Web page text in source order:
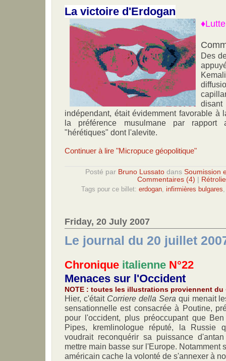
La victoire d'Erdogan
Des
indépendant, était évidemment favorable à
la préférence musulmane par rapport
"hérétiques" dont l'alevite.
Continuer à lire "Micropuce géopolitique"
Posté par Bruno Lussatodans Soumission
Commentaires (4)
Tags pour ce billet: erdogan infirmières bulgares
Friday, 20 July 2007
Le journal du 20 juillet
Chronique italienne N°22
Menaces sur l'Occident
NOTE : toutes les illustrations proviennent du
Hier, c'était Corriere della Sera qui menait
sensationnelle est consacrée à Poutine,
pour l'occident, plus préoccupant que
Pipes, kremlinologue réputé, la Russie
voudrait reconquérir sa puissance
mettre main basse sur l'Europe. Notamment
américain cache la volonté de s'annexer à